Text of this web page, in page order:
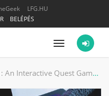
LFG.HU
BELÉPÉS
Menü
Quest Game for Family társasjáték